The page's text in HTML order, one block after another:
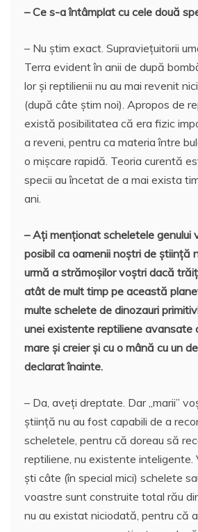
– Ce s-a întâmplat cu cele două
– Nu știm exact. Supraviețuitorii
Terra evident în anii de după
lor și reptilienii nu au mai revenit
(după câte știm noi). Apropos de
există posibilitatea că era fizic
a reveni, pentru ca materia între
o mișcare rapidă. Teoria curentă
specii au încetat de a mai exista
ani.
– Ați menționat scheletele genului
posibil ca oamenii noștri de știință
urmă a strămoșilor voștri dacă
atât de mult timp pe această
multe schelete de dinozauri
unei existente reptiliene avansate
mare și creier și cu o mână cu un
declarat înainte.
– Da, aveți dreptate. Dar „marii”
știință nu au fost capabili de a
scheletele, pentru că doreau să
reptiliene, nu existente inteligente.
ști câte (în special mici) schelete
voastre sunt construite total rău
nu au existat niciodată, pentru că